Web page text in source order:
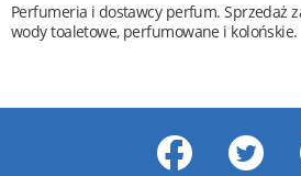
Perfumeria i dostawcy perfum. Sprzedaż
wody toaletowe, perfumowane i kolońskie.